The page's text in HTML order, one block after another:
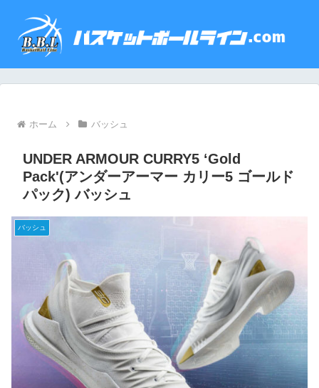
ホーム バッシュ
UNDER ARMOUR CURRY5 ‘Gold
Pack'(アンダーアーマー カリー5 ゴールド
パック) バッシュ
バッシュ